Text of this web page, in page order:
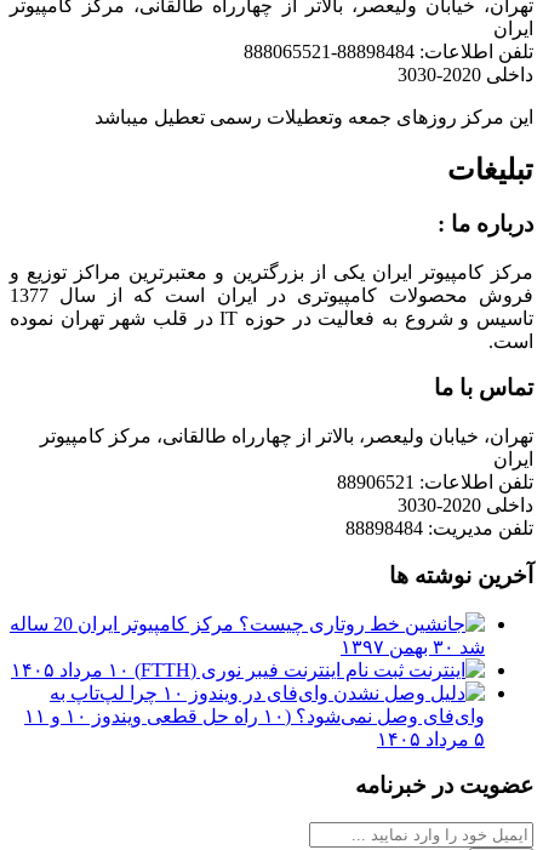
تهران، خیابان ولیعصر، بالاتر از چهارراه طالقانی، مرکز کامپیوتر
ایران
تلفن اطلاعات: 88898484-888065521
داخلی 2020-3030
این مرکز روزهای جمعه وتعطیلات رسمی تعطیل میباشد
تبلیغات
درباره ما :
مرکز کامپیوتر ایران یکی از بزرگترین و معتبرترین مراکز توزیع و
فروش محصولات کامپیوتری در ایران است که از سال 1377
تاسیس و شروع به فعالیت در حوزه IT در قلب شهر تهران نموده
است.
تماس با ما
تهران، خیابان ولیعصر، بالاتر از چهارراه طالقانی، مرکز کامپیوتر
ایران
تلفن اطلاعات: 88906521
داخلی 2020-3030
تلفن مدیریت: 88898484
آخرین نوشته ها
مرکز کامپیوتر ایران 20 ساله
شد ۳۰ بهمن ۱۳۹۷
ثبت نام اینترنت فیبر نوری (FTTH)
۱۰ مرداد ۱۴۰۵
چرا لپ‌تاپ به
وای‌فای وصل نمی‌شود؟ (۱۰ راه حل قطعی ویندوز ۱۰ و ۱۱
۵ مرداد ۱۴۰۵
عضویت در خبرنامه